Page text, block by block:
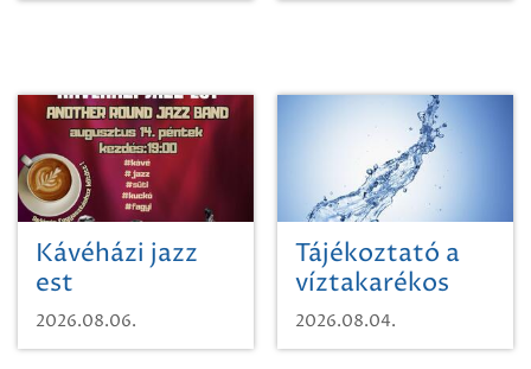
Kávéházi jazz
est
2026.08.06.
Tájékoztató a
víztakarékos
vízhasználatról
2026.08.04.